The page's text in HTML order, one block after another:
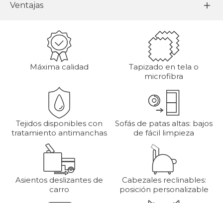
Ventajas
Máxima calidad
Tapizado en tela o
microfibra
Tejidos disponibles con
tratamiento antimanchas
Sofás de patas altas: bajos
de fácil limpieza
Asientos deslizantes de
carro
Cabezales reclinables:
posición personalizable